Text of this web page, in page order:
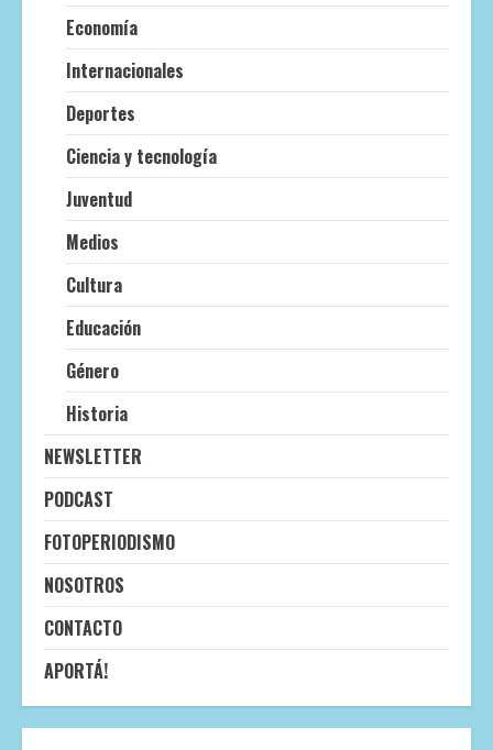
Economía
Internacionales
Deportes
Ciencia y tecnología
Juventud
Medios
Cultura
Educación
Género
Historia
NEWSLETTER
PODCAST
FOTOPERIODISMO
NOSOTROS
CONTACTO
APORTÁ!